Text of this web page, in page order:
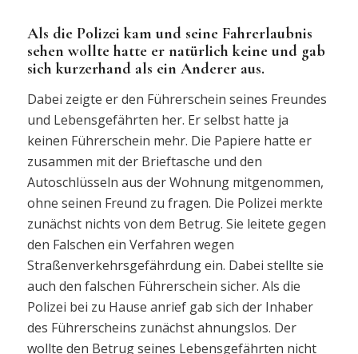
Als die Polizei kam und seine Fahrerlaubnis
sehen wollte hatte er natürlich keine und gab
sich kurzerhand als ein Anderer aus.
Dabei zeigte er den Führerschein seines Freundes
und Lebensgefährten her. Er selbst hatte ja
keinen Führerschein mehr. Die Papiere hatte er
zusammen mit der Brieftasche und den
Autoschlüsseln aus der Wohnung mitgenommen,
ohne seinen Freund zu fragen. Die Polizei merkte
zunächst nichts von dem Betrug. Sie leitete gegen
den Falschen ein Verfahren wegen
Straßenverkehrsgefährdung ein. Dabei stellte sie
auch den falschen Führerschein sicher. Als die
Polizei bei zu Hause anrief gab sich der Inhaber
des Führerscheins zunächst ahnungslos. Der
wollte den Betrug seines Lebensgefährten nicht